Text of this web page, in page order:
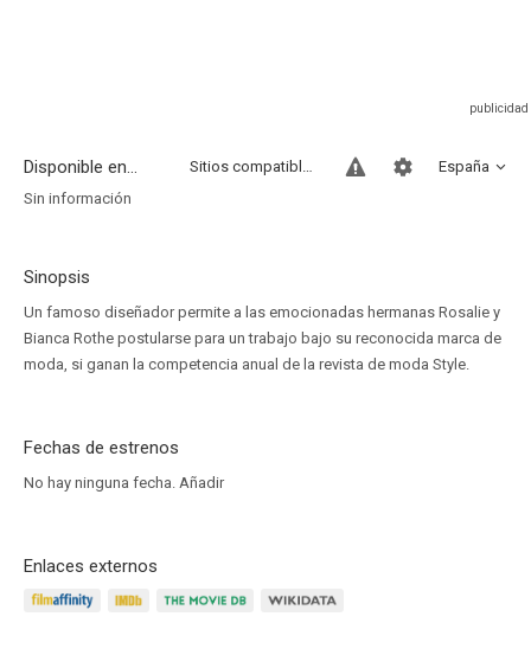
Disponible en... España
Sitios compatibles
Sin información
Sinopsis
Un famoso diseñador permite a las emocionadas hermanas Rosalie y
Bianca Rothe postularse para un trabajo bajo su reconocida marca de
moda, si ganan la competencia anual de la revista de moda Style.
Fechas de estrenos
No hay ninguna fecha. Añadir
Enlaces externos